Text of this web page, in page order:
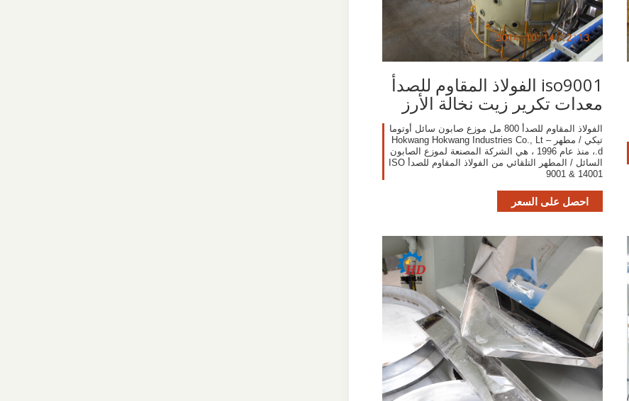
iso9001 الفولاذ المقاوم للصدأ
معدات تكرير زيت نخالة الأرز
الفولاذ المقاوم للصدأ 800 مل موزع صابون سائل أوتوما
تيكي / مطهر – Hokwang Hokwang Industries Co., Lt
d.، منذ عام 1996 ، هي الشركة المصنعة لموزع الصابون
السائل / المطهر التلقائي من الفولاذ المقاوم للصدأ ISO
9001 & 14001
احصل على السعر